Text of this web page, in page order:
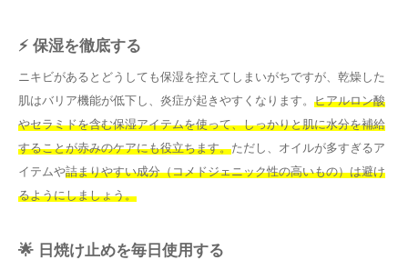
⚡ 保湿を徹底する
ニキビがあるとどうしても保湿を控えてしまいがちですが、乾燥した
肌はバリア機能が低下し、炎症が起きやすくなります。 ヒアルロン酸
やセラミドを含む保湿アイテムを使って、しっかりと肌に水分を補給
することが赤みのケアにも役立ちます。ただし、オイルが多すぎるア
イテムや詰まりやすい成分（コメドジェニック性の高いもの）は避け
るようにしましょう。
🌟 日焼け止めを毎日使用する